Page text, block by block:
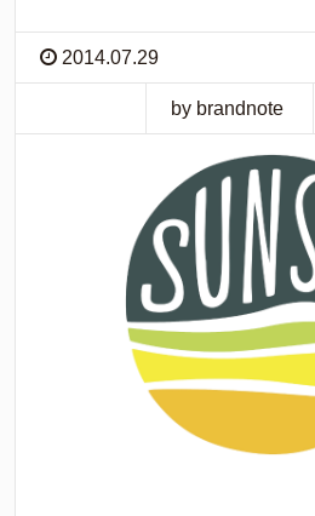
2014.07.29
by brandnote